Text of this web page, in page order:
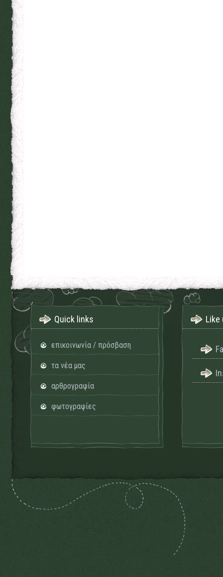
Quick links
επικοινωνία / πρόσβαση
τα νέα μας
αρθρογραφία
φωτογραφίες
Like